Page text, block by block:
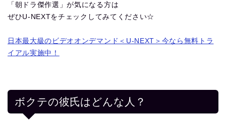
「朝ドラ傑作選」が気になる方は
ぜひU-NEXTをチェックしてみてください☆
日本最大級のビデオオンデマンド＜U-NEXT＞今なら無料トラ
イアル実施中！
ボクテの彼氏はどんな人？